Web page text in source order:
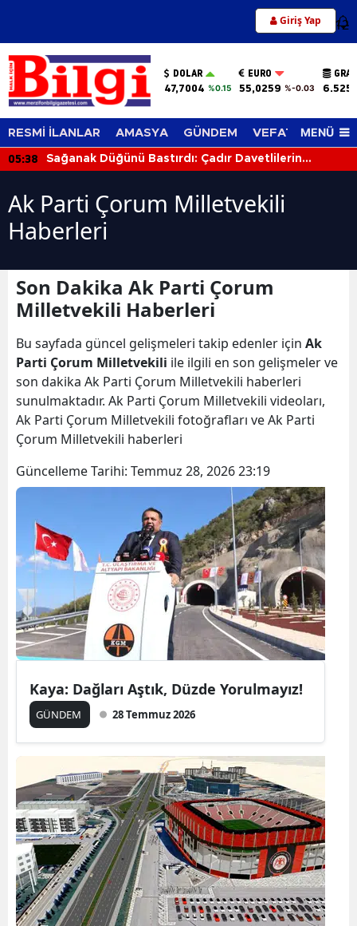
Giriş Yap 12
DOLAR
47,7004 %0.15
EURO
55,0259 %-0.03
RESMİ İLANLAR AMASYA GÜNDEM VEFAT EDENLER
MENÜ
05:38
Sağanak Düğünü Bastırdı: Çadır Davetlilerin
Ak Parti Çorum Milletvekili
Haberleri
Son Dakika Ak Parti Çorum
Milletvekili Haberleri
Bu sayfada güncel gelişmeleri takip edenler için Ak
Parti Çorum Milletvekili ile ilgili en son gelişmeler ve
son dakika Ak Parti Çorum Milletvekili haberleri
sunulmaktadır. Ak Parti Çorum Milletvekili videoları,
Ak Parti Çorum Milletvekili fotoğrafları ve Ak Parti
Çorum Milletvekili haberleri
Güncelleme Tarihi: Temmuz 28, 2026 23:19
Kaya: Dağları Aştık, Düzde Yorulmayız!
GÜNDEM 28 Temmuz 2026